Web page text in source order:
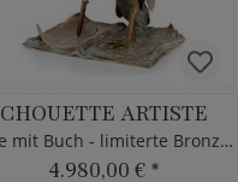
CHOUETTE ARTISTE
Eule mit Buch - limiterte Bronzeskulptur
4.980,00 € *